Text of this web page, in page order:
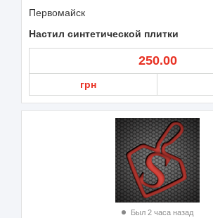
Первомайск
Настил синтетической плитки
250.00
грн
Был 2 часа назад